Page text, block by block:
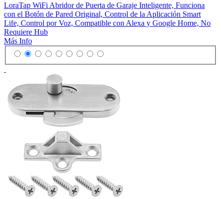
LoraTap WiFi Abridor de Puerta de Garaje Inteligente, Funciona
con el Botón de Pared Original, Control de la Aplicación Smart
Life, Control por Voz, Compatible con Alexa y Google Home, No
Requiere Hub
Más Info